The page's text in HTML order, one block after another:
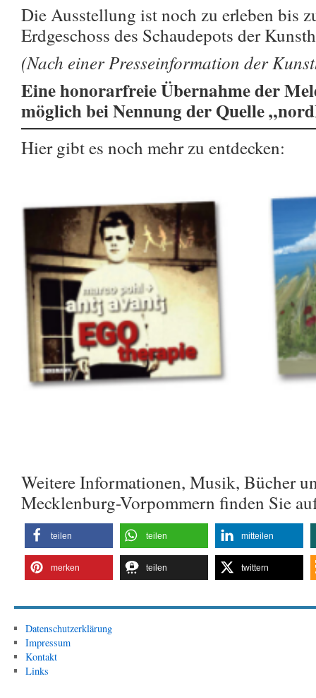
Die Ausstellung ist noch zu erleben bis
Erdgeschoss des Schaudepots der
(Nach einer Presseinformation der
Eine honorarfreie Übernahme der
möglich bei Nennung der Quelle
Hier gibt es noch mehr zu entdecken:
Weitere Informationen, Musik, Bücher
Mecklenburg-Vorpommern finden Sie
teilen teilen mitteilen
merken teilen twittern
Datenschutzerklärung
Impressum
Kontakt
Links